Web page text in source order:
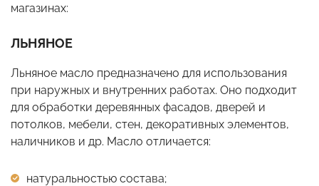
магазинах:
ЛЬНЯНОЕ
Льняное масло предназначено для использования
при наружных и внутренних работах. Оно подходит
для обработки деревянных фасадов, дверей и
потолков, мебели, стен, декоративных элементов,
наличников и др. Масло отличается:
натуральностью состава;